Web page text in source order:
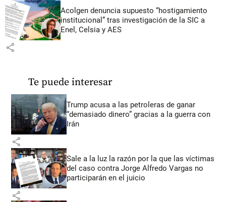
Acolgen denuncia supuesto “hostigamiento
institucional” tras investigación de la SIC a
Enel, Celsia y AES
share
Te puede interesar
Trump acusa a las petroleras de ganar
“demasiado dinero” gracias a la guerra con
Irán
share
Sale a la luz la razón por la que las víctimas
del caso contra Jorge Alfredo Vargas no
participarán en el juicio
share